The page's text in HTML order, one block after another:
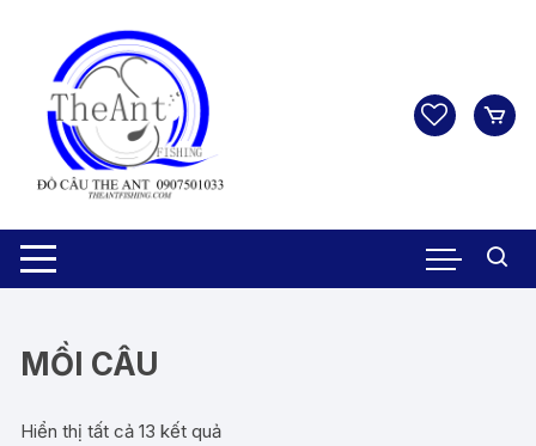
MỒI CÂU
Hiển thị tất cả 13 kết quả